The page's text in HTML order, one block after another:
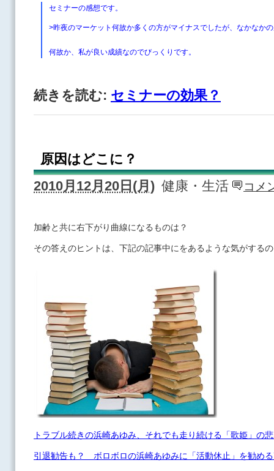
セミナーの感想です。
>昨夜のマーケット何故か多くの方がマイナスでしたが、なかなか
何故か、私が良い成績なのでびっくりです。
続きを読む: セミナーの効果？
原因はどこに？
2010月12月20日(月) 健康・生活 コメ
加齢と共に右下がり曲線になるものは？
その答えのヒントは、下記の記事中にをあるような気がする
トラブル続きの浜崎あゆみ、それでも走り続ける「歌姫」の
引退勧告も？ ボロボロの浜崎あゆみに「活動休止」を勧め